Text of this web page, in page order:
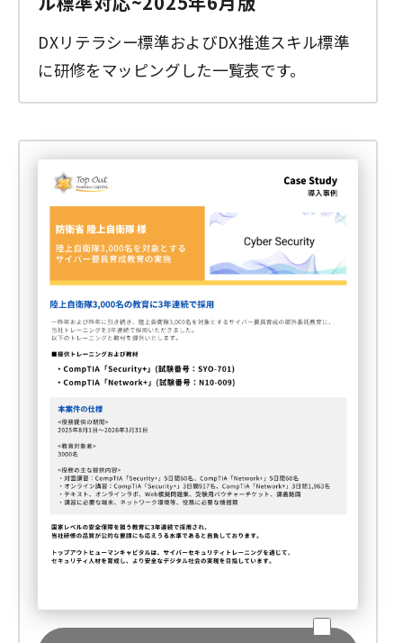
DXリテラシー標準およびDX推進スキル標準
に研修をマッピングした一覧表です。